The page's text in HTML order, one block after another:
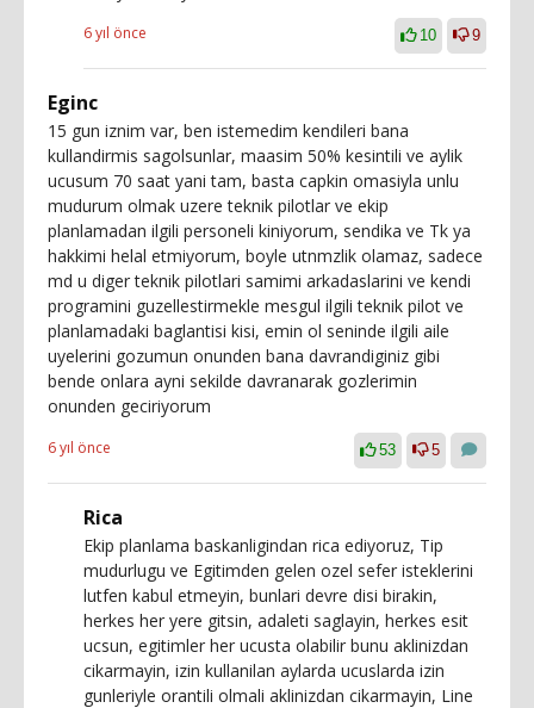
6 yıl önce 10 9
Eginc
15 gun iznim var, ben istemedim kendileri bana
kullandirmis sagolsunlar, maasim 50% kesintili ve aylik
ucusum 70 saat yani tam, basta capkin omasiyla unlu
mudurum olmak uzere teknik pilotlar ve ekip
planlamadan ilgili personeli kiniyorum, sendika ve Tk ya
hakkimi helal etmiyorum, boyle utnmzlik olamaz, sadece
md u diger teknik pilotlari samimi arkadaslarini ve kendi
programini guzellestirmekle mesgul ilgili teknik pilot ve
planlamadaki baglantisi kisi, emin ol seninde ilgili aile
uyelerini gozumun onunden bana davrandiginiz gibi
bende onlara ayni sekilde davranarak gozlerimin
onunden geciriyorum
6 yıl önce 53 5
Rica
Ekip planlama baskanligindan rica ediyoruz, Tip
mudurlugu ve Egitimden gelen ozel sefer isteklerini
lutfen kabul etmeyin, bunlari devre disi birakin,
herkes her yere gitsin, adaleti saglayin, herkes esit
ucsun, egitimler her ucusta olabilir bunu aklinizdan
cikarmayin, izin kullanilan aylarda ucuslarda izin
gunleriyle orantili olmali aklinizdan cikarmayin, Line